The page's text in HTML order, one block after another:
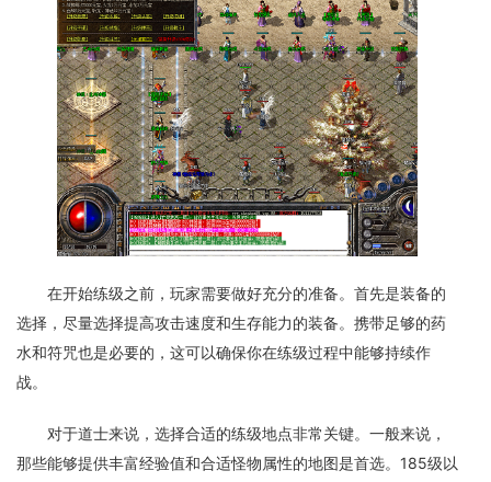
在开始练级之前，玩家需要做好充分的准备。首先是装备的
选择，尽量选择提高攻击速度和生存能力的装备。携带足够的药
水和符咒也是必要的，这可以确保你在练级过程中能够持续作
战。
对于道士来说，选择合适的练级地点非常关键。一般来说，
那些能够提供丰富经验值和合适怪物属性的地图是首选。185级以